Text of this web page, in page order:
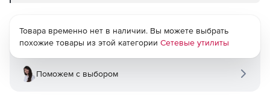
Товара временно нет в наличии. Вы можете выбрать
похожие товары из этой категории Сетевые утилиты
Поможем с выбором